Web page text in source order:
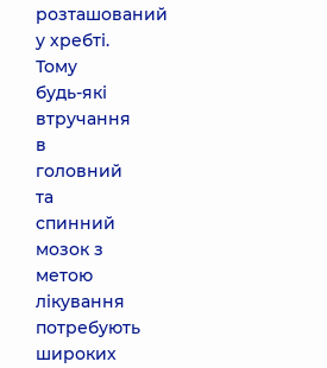
розташований
у хребті.
Тому
будь-які
втручання
в
головний
та
спинний
мозок з
метою
лікування
потребують
широких